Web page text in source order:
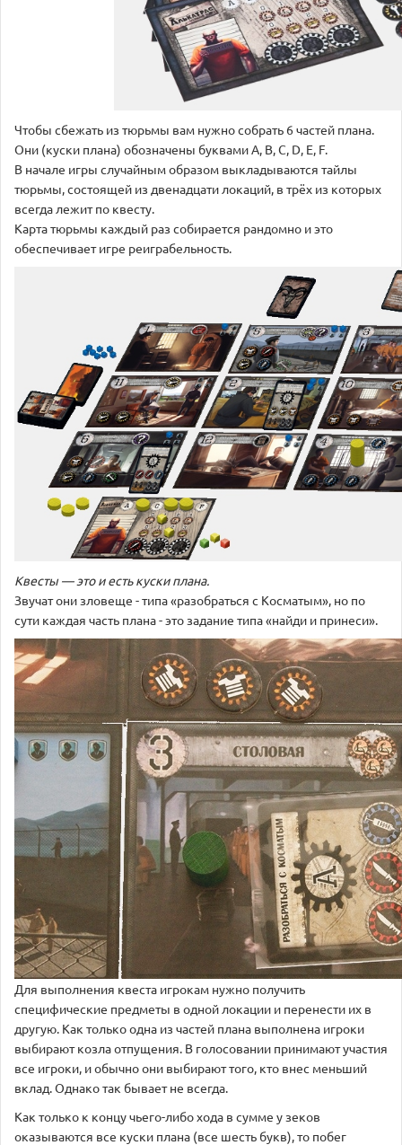
Чтобы сбежать из тюрьмы вам нужно собрать 6 частей плана.
Они (куски плана) обозначены буквами A, B, C, D, E, F.
В начале игры случайным образом выкладываются тайлы
тюрьмы, состоящей из двенадцати локаций, в трёх из которых
всегда лежит по квесту.
Карта тюрьмы каждый раз собирается рандомно и это
обеспечивает игре реиграбельность.
Квесты — это и есть куски плана.
Звучат они зловеще - типа «разобраться с Косматым», но по
сути каждая часть плана - это задание типа «найди и принеси».
Для выполнения квеста игрокам нужно получить
специфические предметы в одной локации и перенести их в
другую. Как только одна из частей плана выполнена игроки
выбирают козла отпущения. В голосовании принимают участия
все игроки, и обычно они выбирают того, кто внес меньший
вклад. Однако так бывает не всегда.
Как только к концу чьего-либо хода в сумме у зеков
оказываются все куски плана (все шесть букв), то побег